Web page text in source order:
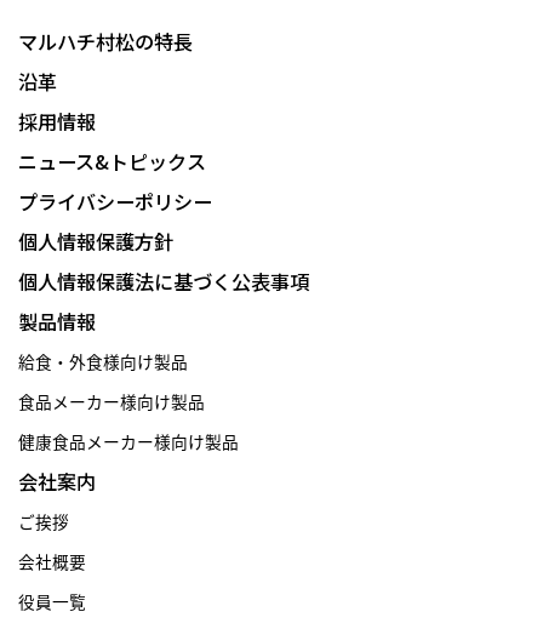
マルハチ村松の特長
沿革
採用情報
ニュース&トピックス
プライバシーポリシー
個人情報保護方針
個人情報保護法に基づく公表事項
製品情報
給食・外食様向け製品
食品メーカー様向け製品
健康食品メーカー様向け製品
会社案内
ご挨拶
会社概要
役員一覧